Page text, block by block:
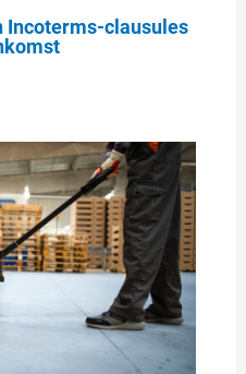
Incoterms-clausules